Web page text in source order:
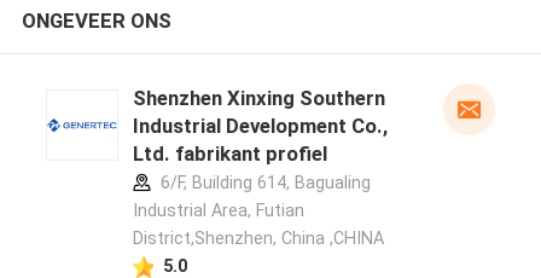
ONGEVEER ONS
Shenzhen Xinxing Southern
Industrial Development Co.,
Ltd. fabrikant profiel
6/F, Building 614, Bagualing
Industrial Area, Futian
District,Shenzhen, China ,CHINA
5.0